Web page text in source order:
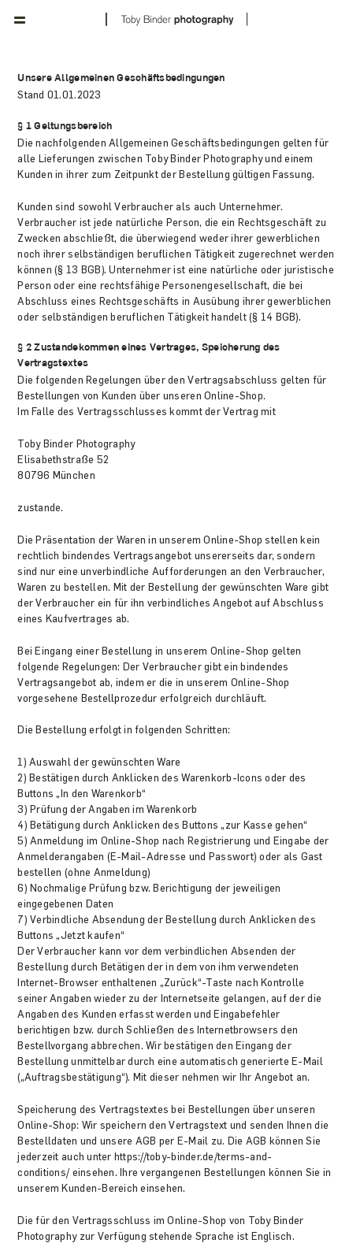
Unsere Allgemeinen Geschäftsbedingungen
Stand 01.01.2023
§ 1 Geltungsbereich
Die nachfolgenden Allgemeinen Geschäftsbedingungen gelten für
alle Lieferungen zwischen Toby Binder Photography und einem
Kunden in ihrer zum Zeitpunkt der Bestellung gültigen Fassung.
Kunden sind sowohl Verbraucher als auch Unternehmer.
Verbraucher ist jede natürliche Person, die ein Rechtsgeschäft zu
Zwecken abschließt, die überwiegend weder ihrer gewerblichen
noch ihrer selbständigen beruflichen Tätigkeit zugerechnet werden
können (§ 13 BGB). Unternehmer ist eine natürliche oder juristische
Person oder eine rechtsfähige Personengesellschaft, die bei
Abschluss eines Rechtsgeschäfts in Ausübung ihrer gewerblichen
oder selbständigen beruflichen Tätigkeit handelt (§ 14 BGB).
§ 2 Zustandekommen eines Vertrages, Speicherung des
Vertragstextes
Die folgenden Regelungen über den Vertragsabschluss gelten für
Bestellungen von Kunden über unseren Online-Shop.
Im Falle des Vertragsschlusses kommt der Vertrag mit
Toby Binder Photography
Elisabethstraße 52
80796 München
zustande.
Die Präsentation der Waren in unserem Online-Shop stellen kein
rechtlich bindendes Vertragsangebot unsererseits dar, sondern
sind nur eine unverbindliche Aufforderungen an den Verbraucher,
Waren zu bestellen. Mit der Bestellung der gewünschten Ware gibt
der Verbraucher ein für ihn verbindliches Angebot auf Abschluss
eines Kaufvertrages ab.
Bei Eingang einer Bestellung in unserem Online-Shop gelten
folgende Regelungen: Der Verbraucher gibt ein bindendes
Vertragsangebot ab, indem er die in unserem Online-Shop
vorgesehene Bestellprozedur erfolgreich durchläuft.
Die Bestellung erfolgt in folgenden Schritten:
1) Auswahl der gewünschten Ware
2) Bestätigen durch Anklicken des Warenkorb-Icons oder des
Buttons „In den Warenkorb“
3) Prüfung der Angaben im Warenkorb
4) Betätigung durch Anklicken des Buttons „zur Kasse gehen“
5) Anmeldung im Online-Shop nach Registrierung und Eingabe der
Anmelderangaben (E-Mail-Adresse und Passwort) oder als Gast
bestellen (ohne Anmeldung)
6) Nochmalige Prüfung bzw. Berichtigung der jeweiligen
eingegebenen Daten
7) Verbindliche Absendung der Bestellung durch Anklicken des
Buttons „Jetzt kaufen“
Der Verbraucher kann vor dem verbindlichen Absenden der
Bestellung durch Betätigen der in dem von ihm verwendeten
Internet-Browser enthaltenen „Zurück“-Taste nach Kontrolle
seiner Angaben wieder zu der Internetseite gelangen, auf der die
Angaben des Kunden erfasst werden und Eingabefehler
berichtigen bzw. durch Schließen des Internetbrowsers den
Bestellvorgang abbrechen. Wir bestätigen den Eingang der
Bestellung unmittelbar durch eine automatisch generierte E-Mail
(„Auftragsbestätigung“). Mit dieser nehmen wir Ihr Angebot an.
Speicherung des Vertragstextes bei Bestellungen über unseren
Online-Shop: Wir speichern den Vertragstext und senden Ihnen die
Bestelldaten und unsere AGB per E-Mail zu. Die AGB können Sie
jederzeit auch unter https://toby-binder.de/terms-and-
conditions/ einsehen. Ihre vergangenen Bestellungen können Sie in
unserem Kunden-Bereich einsehen.
Die für den Vertragsschluss im Online-Shop von Toby Binder
Photography zur Verfügung stehende Sprache ist Englisch.